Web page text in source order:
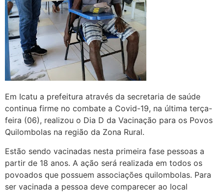
Em Icatu a prefeitura através da secretaria de saúde
continua firme no combate a Covid-19, na última terça-
feira (06), realizou o Dia D da Vacinação para os Povos
Quilombolas na região da Zona Rural.
Estão sendo vacinadas nesta primeira fase pessoas a
partir de 18 anos. A ação será realizada em todos os
povoados que possuem associações quilombolas. Para
ser vacinada a pessoa deve comparecer ao local